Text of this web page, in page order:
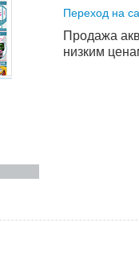
Переход на
Продажа
низким